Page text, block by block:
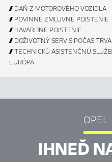
 DAŇ Z MOTOROVÉHO VOZIDLA
 POVINNÉ ZMLUVNÉ POISTENIE
 HAVARIJNE POISTENIE
 DOŽIVOTNÝ SERVIS POČAS
TECHNICKÚ ASISTENČNÚ
EURÓPA
OPEL
IHNEĎ